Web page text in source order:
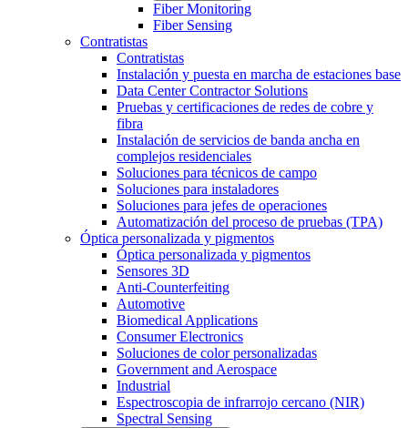
Fiber Monitoring
Fiber Sensing
Contratistas
Contratistas
Instalación y puesta en marcha de estaciones base
Data Center Contractor Solutions
Pruebas y certificaciones de redes de cobre y
fibra
Instalación de servicios de banda ancha en
complejos residenciales
Soluciones para técnicos de campo
Soluciones para instaladores
Soluciones para jefes de operaciones
Automatización del proceso de pruebas (TPA)
Óptica personalizada y pigmentos
Óptica personalizada y pigmentos
Sensores 3D
Anti-Counterfeiting
Automotive
Biomedical Applications
Consumer Electronics
Soluciones de color personalizadas
Government and Aerospace
Industrial
Espectroscopia de infrarrojo cercano (NIR)
Spectral Sensing